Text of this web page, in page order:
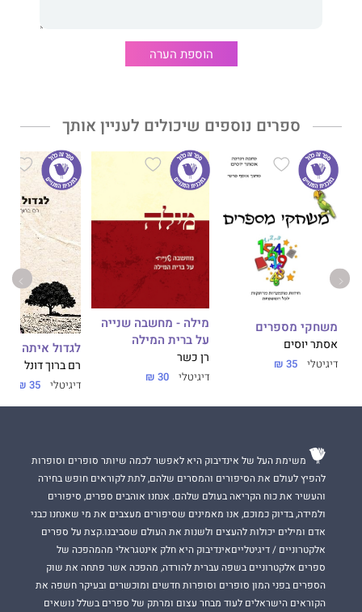
ד"ר אמל עאמר, עורך דין ומגשר, איש חינוך בעל ותק של עשרים שנה
בהוראה, בהדרכה ובניהול במשרד החינוך, בעל תואר ראשון במשפטים
ותואר ראשון בתקשורת, תואר שני במסלול מחקרי מאוניברסיטת חיפה
מופ"ת.
זוכה פרס דוקטורנטים מצטיינים על תפוקות מחקר בשנים
תשפ"א–תשפ"ב ובמלגת המרכז למורשת הדרוזית בישראל. בעבר
מנהל בית הספר הדמוקרטי בחדרה, מנהל בית הספר המקיף בית
חנינא בירושלים ומרצה במכללה האקדמית הערבית לחינוך בחיפה.
כיום בפוסט דוקטורט בפקולטה לחינוך באוניברסיטת חיפה ומרצה
בקריה האקדמית אונו.
הוספת הערה
ספרים נוספים שיכולים לעניין אותך
משחקי מספרים
אסתר יוסים
דיגיטלי 35 ₪
מילה - מחשבה שנייה
על ברית המילה
רן כשר
דיגיטלי 30 ₪
לגדול איתה
רם ברוך דונל
דיגיטלי 35 ₪
משימת העל של אינדיבוק היא לאפשר לכמה שיותר סופרים וסופרות
להפיץ לעולם את הסיפורים והמסרים שלהם, לתת לקוראים חופש בחירה
והעשיר את כוח הקריאה בעולם שלהם. אנחנו אוהבים ספרים, סיפורים
ולמידה, בדיוק כמוכם, אנו מאמינים שסיפורים מעצבים את מי שאנחנו כבני
אדם ומילים יכולות להעצים ולשנות את העולם שסביבנו.קצת על ספרים
אלקטרוניים / דיגיטלייםאינדיבוק היא חלק אינטגראלי מהמהפכה של
ספרים אלקטרוניים בשפה עברית להורדה, מהפכה אשר פתחה את שוק
הספרים בפני המון סופרים וסופרות חדשים ומוכשרים ובעיקר חשפה את
הקוראים הישראלים לעוד מבחר עצום ומרתק של ספרים בשלל נושאים